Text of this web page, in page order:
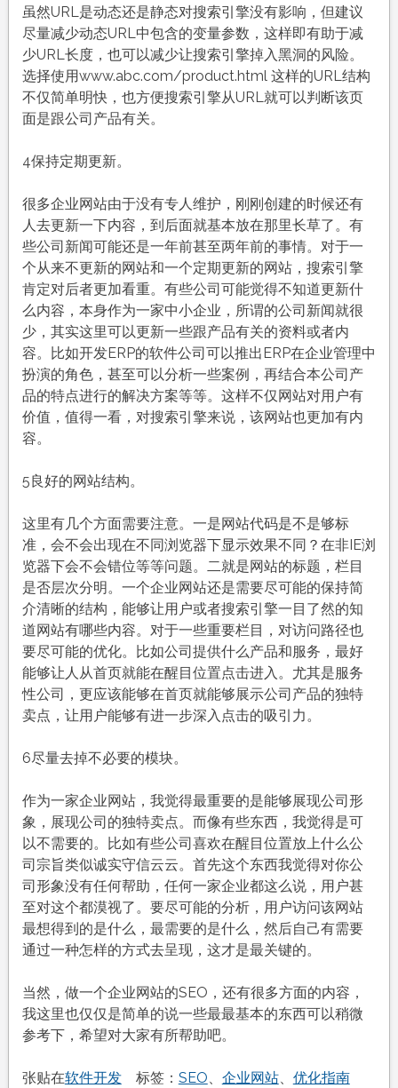
虽然URL是动态还是静态对搜索引擎没有影响，但建议
尽量减少动态URL中包含的变量参数，这样即有助于减
少URL长度，也可以减少让搜索引擎掉入黑洞的风险。
选择使用www.abc.com/product.html 这样的URL结构
不仅简单明快，也方便搜索引擎从URL就可以判断该页
面是跟公司产品有关。
4保持定期更新。
很多企业网站由于没有专人维护，刚刚创建的时候还有
人去更新一下内容，到后面就基本放在那里长草了。有
些公司新闻可能还是一年前甚至两年前的事情。对于一
个从来不更新的网站和一个定期更新的网站，搜索引擎
肯定对后者更加看重。有些公司可能觉得不知道更新什
么内容，本身作为一家中小企业，所谓的公司新闻就很
少，其实这里可以更新一些跟产品有关的资料或者内
容。比如开发ERP的软件公司可以推出ERP在企业管理中
扮演的角色，甚至可以分析一些案例，再结合本公司产
品的特点进行的解决方案等等。这样不仅网站对用户有
价值，值得一看，对搜索引擎来说，该网站也更加有内
容。
5良好的网站结构。
这里有几个方面需要注意。一是网站代码是不是够标
准，会不会出现在不同浏览器下显示效果不同？在非IE浏
览器下会不会错位等等问题。二就是网站的标题，栏目
是否层次分明。一个企业网站还是需要尽可能的保持简
介清晰的结构，能够让用户或者搜索引擎一目了然的知
道网站有哪些内容。对于一些重要栏目，对访问路径也
要尽可能的优化。比如公司提供什么产品和服务，最好
能够让人从首页就能在醒目位置点击进入。尤其是服务
性公司，更应该能够在首页就能够展示公司产品的独特
卖点，让用户能够有进一步深入点击的吸引力。
6尽量去掉不必要的模块。
作为一家企业网站，我觉得最重要的是能够展现公司形
象，展现公司的独特卖点。而像有些东西，我觉得是可
以不需要的。比如有些公司喜欢在醒目位置放上什么公
司宗旨类似诚实守信云云。首先这个东西我觉得对你公
司形象没有任何帮助，任何一家企业都这么说，用户甚
至对这个都漠视了。要尽可能的分析，用户访问该网站
最想得到的是什么，最需要的是什么，然后自己有需要
通过一种怎样的方式去呈现，这才是最关键的。
当然，做一个企业网站的SEO，还有很多方面的内容，
我这里也仅仅是简单的说一些最最基本的东西可以稍微
参考下，希望对大家有所帮助吧。
张贴在软件开发 标签： SEO、 企业网站、 优化指南